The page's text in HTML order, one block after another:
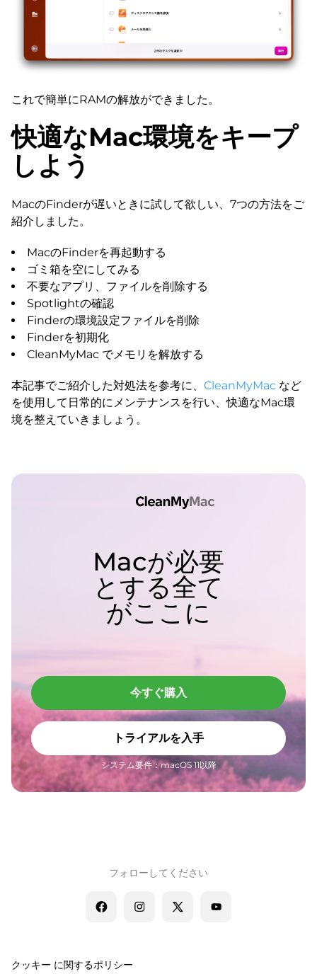
これで簡単にRAMの解放ができました。
快適なMac環境をキープ
しよう
MacのFinderが遅いときに試して欲しい、7つの方法をご
紹介しました。
MacのFinderを再起動する
ゴミ箱を空にしてみる
不要なアプリ、ファイルを削除する
Spotlightの確認
Finderの環境設定ファイルを削除
Finderを初期化
CleanMyMac でメモリを解放する
本記事でご紹介した対処法を参考に、 CleanMyMac など
を使用して日常的にメンテナンスを行い、快適なMac環
境を整えていきましょう。
Macが必要
とする全て
がここに
今すぐ購入
トライアルを入手
システム要件：macOS 11以降
クッキー に関するポリシー
フォローしてください